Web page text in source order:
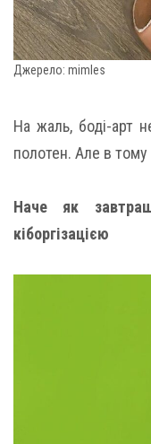
Джерело: mimles
На жаль, боді-арт
полотен. Але в тому
Наче як
кіборгізацією